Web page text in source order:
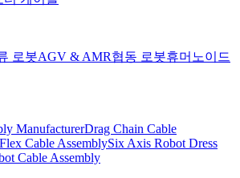
로봇AGV & AMR협동 로봇휴머노이드
ManufacturerDrag Chain Cable
Cable AssemblySix Axis Robot Dress
Cable Assembly